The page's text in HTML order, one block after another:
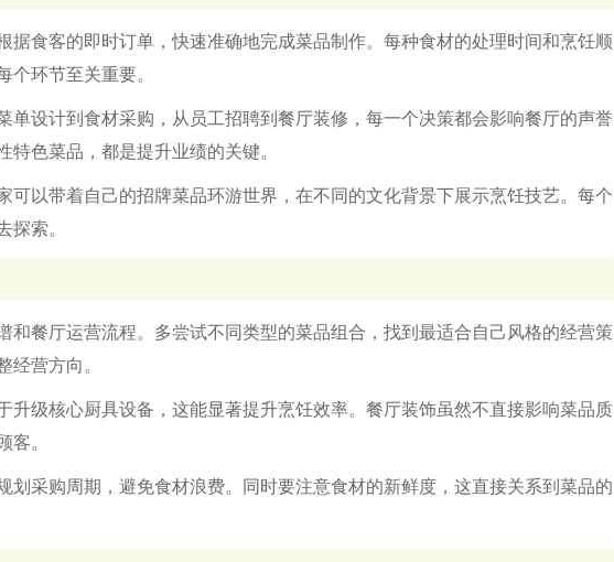
据食客的即时订单，快速准确地完成菜品制作。每种食材的处理时间和烹饪顺
个环节至关重要。
单设计到食材采购，从员工招聘到餐厅装修，每一个决策都会影响餐厅的声誉
色菜品，都是提升业绩的关键。
可以带着自己的招牌菜品环游世界，在不同的文化背景下展示烹饪技艺。每个
探索。
和餐厅运营流程。多尝试不同类型的菜品组合，找到最适合自己风格的经营策
经营方向。
升级核心厨具设备，这能显著提升烹饪效率。餐厅装饰虽然不直接影响菜品质
客。
划采购周期，避免食材浪费。同时要注意食材的新鲜度，这直接关系到菜品的